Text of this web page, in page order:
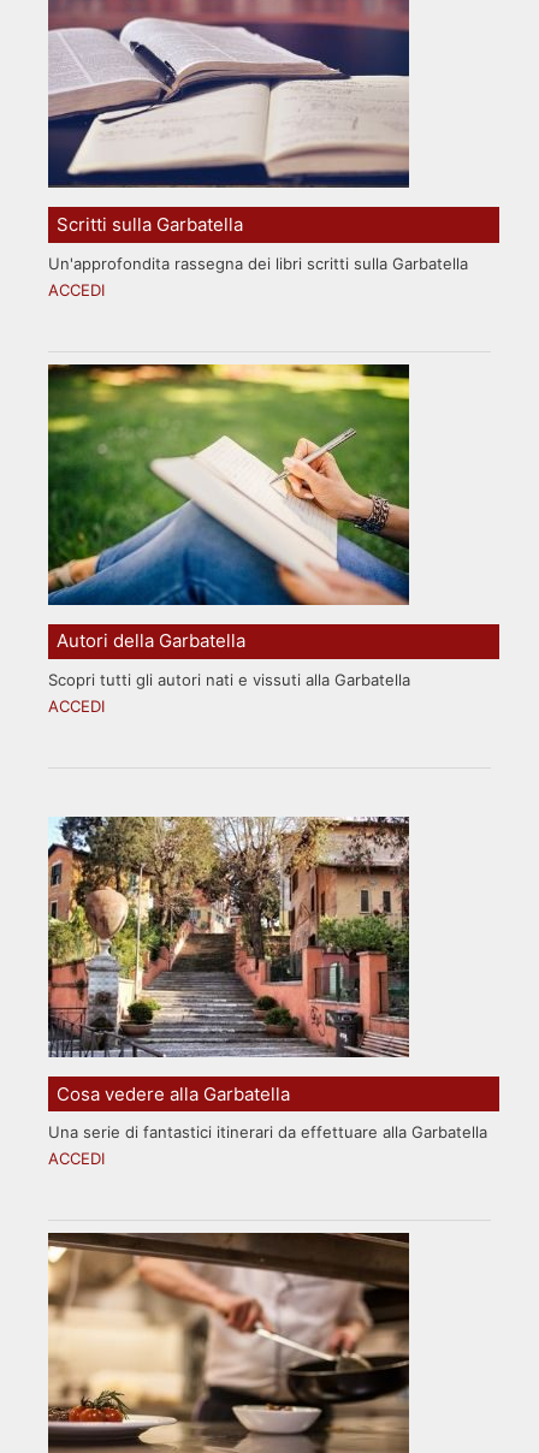
Scritti sulla Garbatella
Un'approfondita rassegna dei libri scritti sulla Garbatella
ACCEDI
Autori della Garbatella
Scopri tutti gli autori nati e vissuti alla Garbatella
ACCEDI
Cosa vedere alla Garbatella
Una serie di fantastici itinerari da effettuare alla Garbatella
ACCEDI